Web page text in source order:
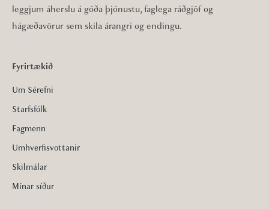
leggjum áherslu á góða þjónustu, faglega ráðgjöf og
hágæðavörur sem skila árangri og endingu.
Fyrirtækið
Um Sérefni
Starfsfólk
Fagmenn
Umhverfisvottanir
Skilmálar
Mínar síður